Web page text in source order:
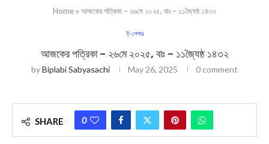
Home » আজকের পত্রিকা – ২৬মে ২০২৫, বাঃ – ১১জ্যৈষ্ঠ ১৪৩২
ই-পেপার
আজকের পত্রিকা – ২৬মে ২০২৫, বাঃ – ১১জ্যৈষ্ঠ ১৪৩২
byBiplabi Sabyasachi May 26, 2025 0 comment
SHARE 0